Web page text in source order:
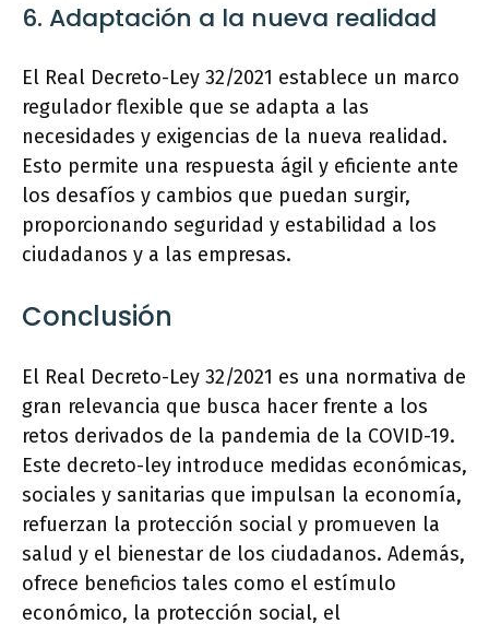
6. Adaptación a la nueva realidad
El Real Decreto-Ley 32/2021 establece un marco
regulador flexible que se adapta a las
necesidades y exigencias de la nueva realidad.
Esto permite una respuesta ágil y eficiente ante
los desafíos y cambios que puedan surgir,
proporcionando seguridad y estabilidad a los
ciudadanos y a las empresas.
Conclusión
El Real Decreto-Ley 32/2021 es una normativa de
gran relevancia que busca hacer frente a los
retos derivados de la pandemia de la COVID-19.
Este decreto-ley introduce medidas económicas,
sociales y sanitarias que impulsan la economía,
refuerzan la protección social y promueven la
salud y el bienestar de los ciudadanos. Además,
ofrece beneficios tales como el estímulo
económico, la protección social, el